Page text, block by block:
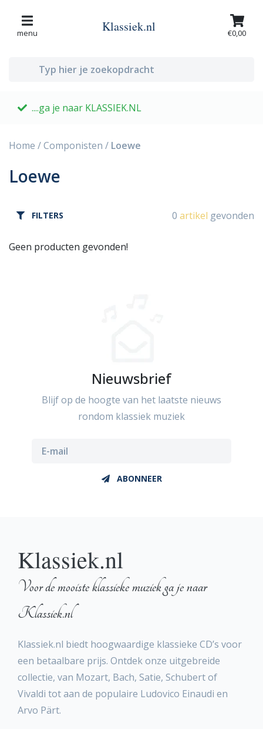
menu Klassiek.nl €0,00
....ga je naar KLASSIEK.NL
Home /Componisten / Loewe
Loewe
FILTERS 0 artikel gevonden
Geen producten gevonden!
Nieuwsbrief
Blijf op de hoogte van het laatste nieuws
rondom klassiek muziek
ABONNEER
Klassiek.nl
Voor de mooiste klassieke muziek ga je naar
Klassiek.nl
Klassiek.nl biedt hoogwaardige klassieke CD’s voor
een betaalbare prijs. Ontdek onze uitgebreide
collectie, van Mozart, Bach, Satie, Schubert of
Vivaldi tot aan de populaire Ludovico Einaudi en
Arvo Pärt.